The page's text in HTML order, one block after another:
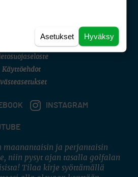
digi@otavamedia.fi
Käyttöehdot
INSTAGRAM
maanantaisin ja perjantaisin
niin pysyt ajan tasalla golfalan
Tilaa kirje syöttämällä
Hyväksy
Asetukset